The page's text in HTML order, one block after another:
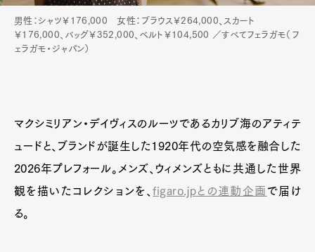
男性：シャツ￥176,000 女性：ブラウス￥264,000、スカート
￥176,000、バッグ￥352,000、ベルト￥104,500 ／すべてフェラガモ（フ
ェラガモ・ジャパン）
マクシミリアン・デイヴィスのルーツであるカリブ海のアティテ
ュードと、ブランドが誕生した1920年代の空気感を融合した
2026年プレフォール。メンズ、ウィメンズともに共通した世界
観を描いたコレクションを、figaro.jpとの連動企画 で届け
る。